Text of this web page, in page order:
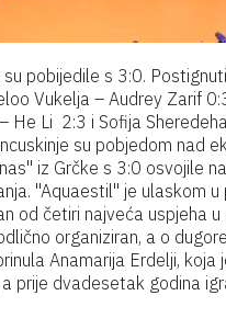
su pobijedile s 3:0.
Vukelja – Audrey Zarif
He Li 2:3 i Sofija
su pobjedom nad
iz Grčke s 3:0 osvojile
"Aquaestil" je ulaskom u
od četiri najveća uspjeha
organiziran, a o
Anamarija Erdelji, koja
prije dvadesetak godina